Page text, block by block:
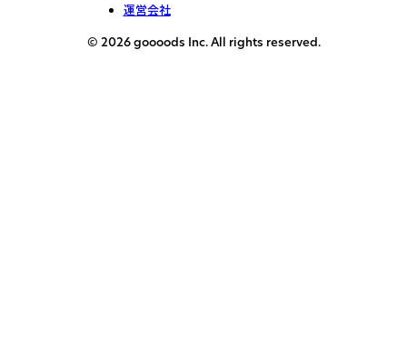
運営会社
© 2026 goooods Inc. All rights reserved.